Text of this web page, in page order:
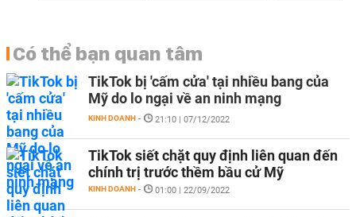
Có thể bạn quan tâm
TikTok bị 'cấm cửa' tại nhiều bang của
Mỹ do lo ngại về an ninh mạng
KINH DOANH - 21:10 | 07/12/2022
TikTok siết chặt quy định liên quan đến
chính trị trước thềm bầu cử Mỹ
KINH DOANH - 01:00 | 22/09/2022